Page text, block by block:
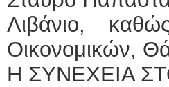
Λιβάνιο,
Οικονομικών,
Η ΣΥΝΕΧΕΙΑ